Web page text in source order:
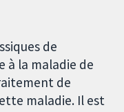
de
à la maladie de
de
maladie. Il est